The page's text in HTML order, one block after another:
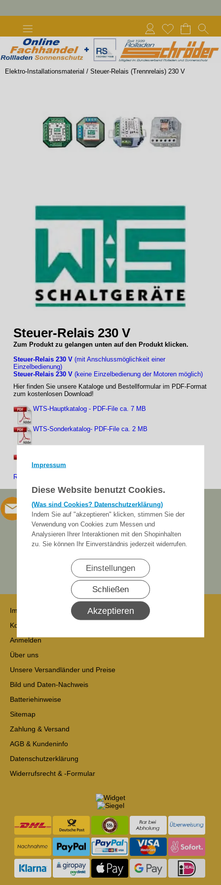
Impressum
Diese Website benutzt Cookies.
(Was sind Cookies? Datenschutzerklärung)
Indem Sie auf "akzeptieren" klicken, stimmen Sie der
Verwendung von Cookies zum Messen und
Analysieren Ihrer Interaktionen mit den Shopinhalten
zu. Sie können Ihr Einverständnis jederzeit widerrufen.
Einstellungen
Schließen
Akzeptieren
Elektro-Installationsmaterial / Steuer-Relais (Trennrelais) 230 V
Steuer-Relais 230 V
Zum Produkt zu gelangen unten auf den Produkt klicken.
Steuer-Relais 230 V (mit Anschlussmöglichkeit einer
Einzelbedienung)
Steuer-Relais 230 V (keine Einzelbedienung der Motoren möglich)
Hier finden Sie unsere Kataloge und Bestellformular im PDF-Format
zum kostenlosen Download!
WTS-Hauptkatalog - PDF-File ca. 7 MB
WTS-Sonderkatalog- PDF-File ca. 2 MB
ReaderPDF-File ca. 150 KB
Impressum
Kontakt
Anmelden
Über uns
Unsere Versandländer und Preise
Bild und Daten-Nachweis
Batteriehinweise
Sitemap
Zahlung & Versand
AGB & Kundeninfo
Datenschutzerklärung
Widerrufsrecht & -Formular